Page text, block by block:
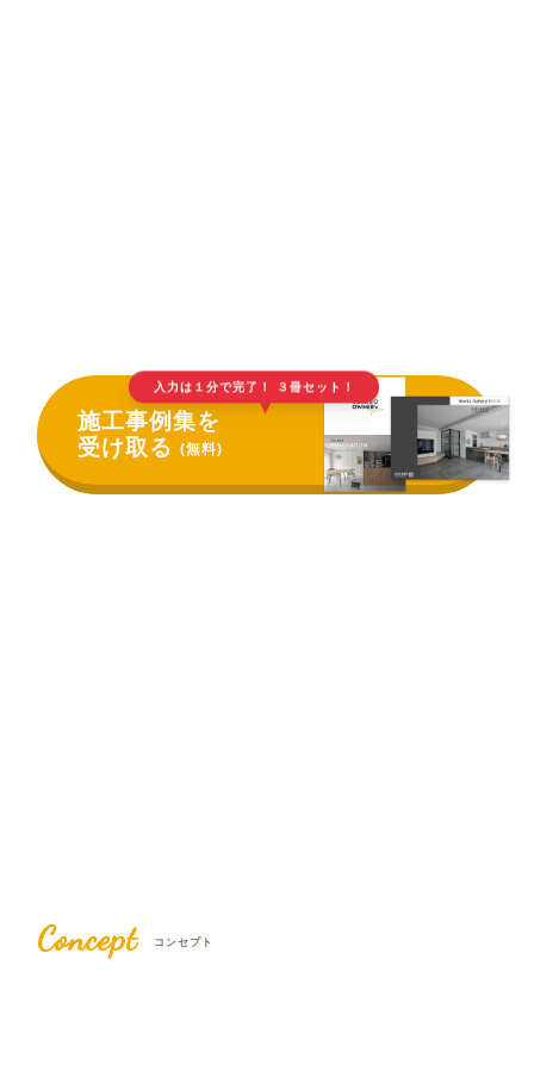
入力は１分で完了！ ３冊セット！
▲
施工事例集を
受け取る(無料)
Concept コンセプト